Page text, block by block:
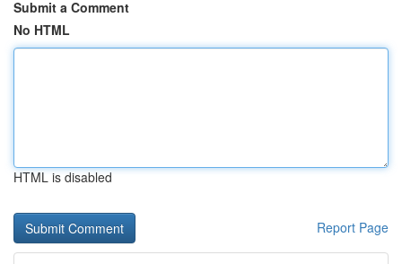
Submit a Comment
No HTML
HTML is disabled
Report Page